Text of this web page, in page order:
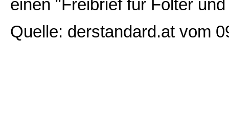
einen "Freibrief für Folter
Quelle: derstandard.at vom